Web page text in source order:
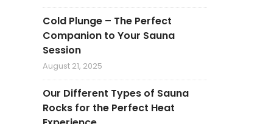
Cold Plunge – The Perfect
Companion to Your Sauna
Session
August 21, 2025
Our Different Types of Sauna
Rocks for the Perfect Heat